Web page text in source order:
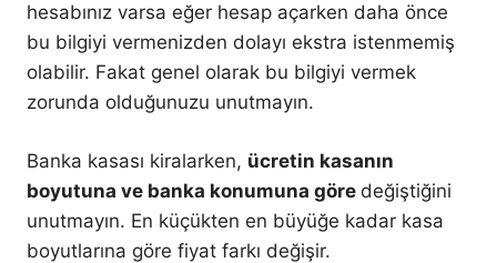
hesabınız varsa eğer hesap açarken daha önce
bu bilgiyi vermenizden dolayı ekstra istenmemiş
olabilir. Fakat genel olarak bu bilgiyi vermek
zorunda olduğunuzu unutmayın.
Banka kasası kiralarken, ücretin kasanın
boyutuna ve banka konumuna göre değiştiğini
unutmayın. En küçükten en büyüğe kadar kasa
boyutlarına göre fiyat farkı değişir.